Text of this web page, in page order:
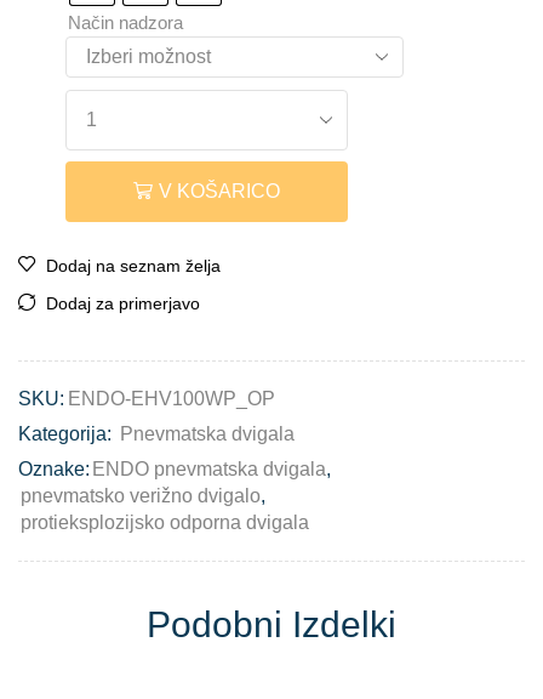
Način nadzora
V KOŠARICO
Dodaj na seznam želja
Dodaj za primerjavo
SKU: ENDO-EHV100WP_OP
Kategorija:
Pnevmatska dvigala
Oznake: ENDO pnevmatska dvigala,
pnevmatsko verižno dvigalo,
protieksplozijsko odporna dvigala
Podobni Izdelki